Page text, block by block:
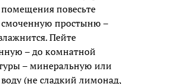
повесьте
простыню –
Пейте
– до комнатной
– минеральную или
(не сладкий лимонад,